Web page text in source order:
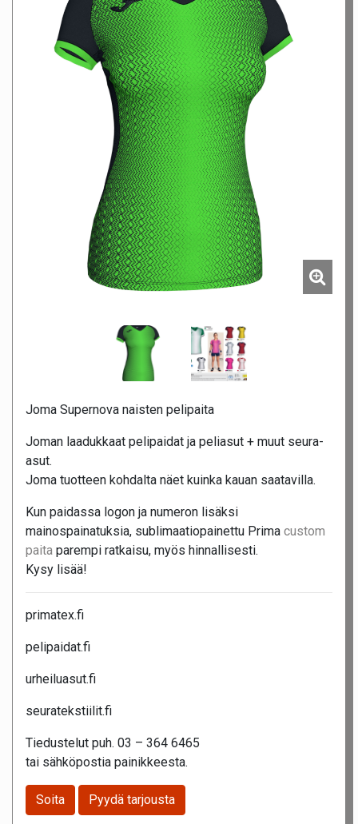
Joma Supernova naisten pelipaita
Joman laadukkaat pelipaidat ja peliasut + muut seura-
asut.
Joma tuotteen kohdalta näet kuinka kauan saatavilla.
Kun paidassa logon ja numeron lisäksi
mainospainatuksia, sublimaatiopainettu Prima custom
paita parempi ratkaisu, myös hinnallisesti.
Kysy lisää!
primatex.fi
pelipaidat.fi
urheiluasut.fi
seuratekstiilit.fi
Tiedustelut puh. 03 – 364 6465
tai sähköpostia painikkeesta.
Soita Pyydä tarjousta